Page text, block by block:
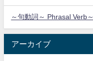
～句動詞～ Phrasal Verb～
アーカイブ